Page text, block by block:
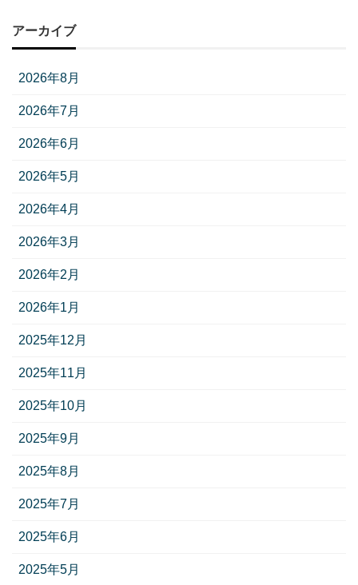
アーカイブ
2026年8月
2026年7月
2026年6月
2026年5月
2026年4月
2026年3月
2026年2月
2026年1月
2025年12月
2025年11月
2025年10月
2025年9月
2025年8月
2025年7月
2025年6月
2025年5月